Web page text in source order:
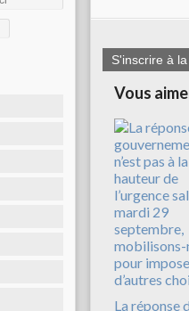
S'inscrire à
Vous
La réponse